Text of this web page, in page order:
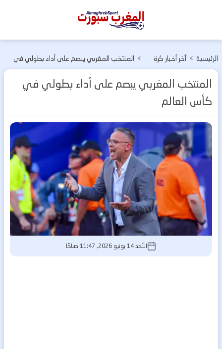
المغرب
الرئيسية > آخر أخبار كرة
> المنتخب المغربي يبصم على أداء بطولي في
المنتخب المغربي يبصم على أداء بطولي في
كأس العالم
الأحد 14 يونيو 2026, 11:47 صباحًا